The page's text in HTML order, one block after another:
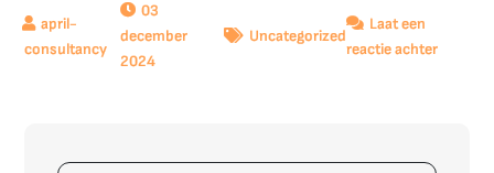
03
december
2024
Uncategorized
Laat een
reactie achterop
Berichtnavigatie